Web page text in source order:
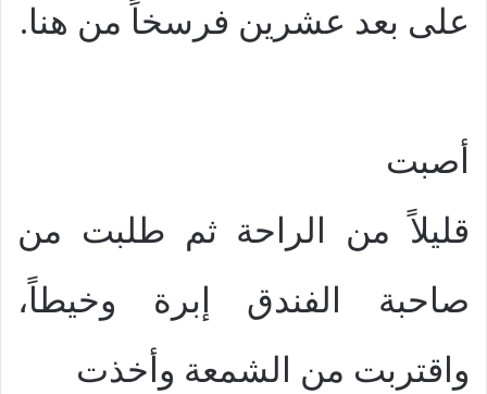
على بعد عشرين فرسخاً من هنا.
أصبت
قليلاً من الراحة ثم طلبت من
صاحبة الفندق إبرة وخيطاً،
واقتربت من الشمعة وأخذت